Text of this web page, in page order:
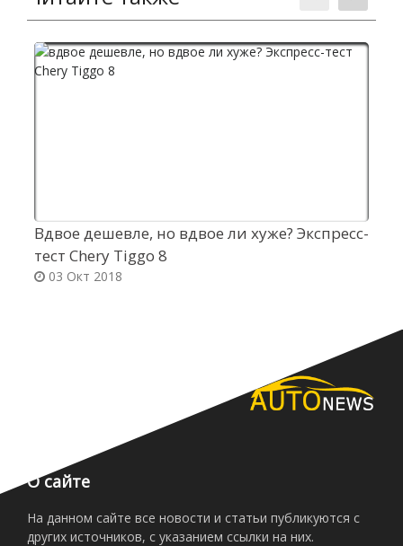
Вдвое дешевле, но вдвое ли хуже? Экспресс-
тест Chery Tiggo 8
03 Окт 2018
О сайте
На данном сайте все новости и статьи публикуются с
других источников, с указанием ссылки на них.